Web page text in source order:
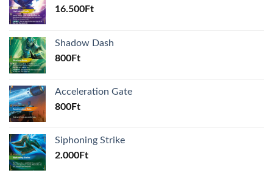
16.500Ft
Shadow Dash
800Ft
Acceleration Gate
800Ft
Siphoning Strike
2.000Ft